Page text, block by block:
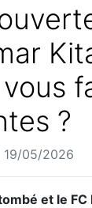
?
19/05/2026
et le